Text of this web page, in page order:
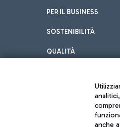
PER IL BUSINESS
SOSTENIBILITÀ
QUALITÀ
anche